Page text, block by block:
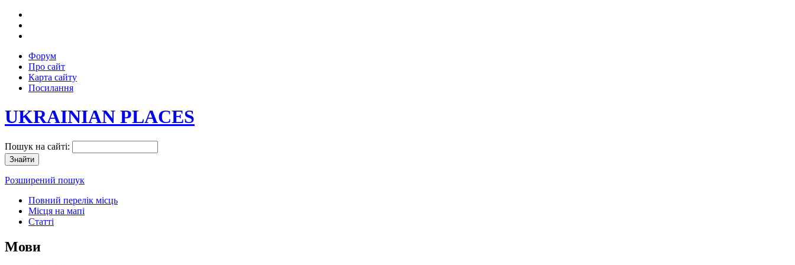
Форум
Про сайт
Карта сайту
Посилання
UKRAINIAN PLACES
Пошук на сайті:
Розширений пошук
Повний перелік місць
Місця на мапі
Статті
Мови